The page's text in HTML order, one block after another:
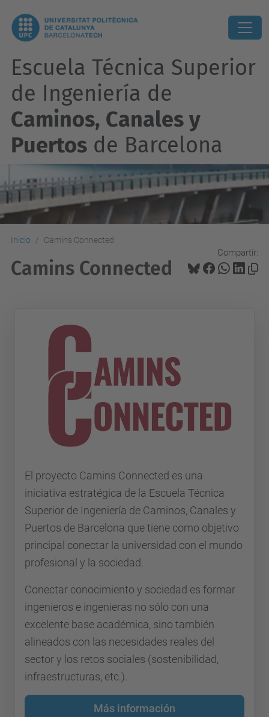
Escuela Técnica Superior
de Ingeniería de
Caminos, Canales y
Puertos de Barcelona
Inicio Camins Connected
Compartir:
Camins Connected
El proyecto Camins Connected es una
iniciativa estratégica de la Escuela Técnica
Superior de Ingeniería de Caminos, Canales y
Puertos de Barcelona que tiene como objetivo
principal conectar la universidad con el mundo
profesional y la sociedad.
Conectar conocimiento y sociedad es formar
ingenieros e ingenieras no sólo con una
excelente base académica, sino también
alineados con las necesidades reales del
sector y los retos sociales (sostenibilidad,
infraestructuras, etc.).
Más información